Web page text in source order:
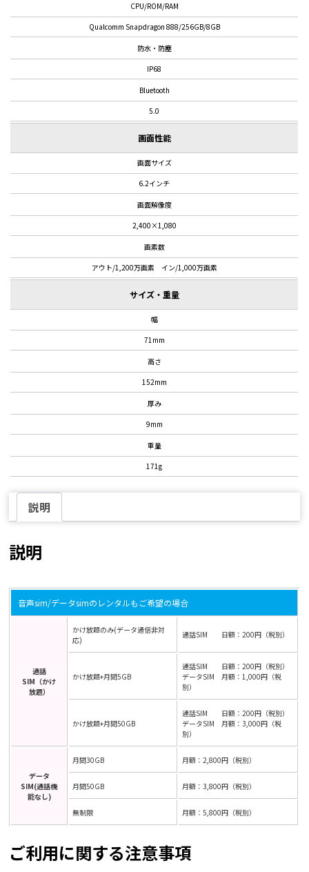
CPU/ROM/RAM
Qualcomm Snapdragon 888/256GB/8GB
防水・防塵
IP68
Bluetooth
5.0
画面性能
画面サイズ
6.2インチ
画面解像度
2,400×1,080
画素数
アウト/1,200万画素 イン/1,000万画素
サイズ・重量
幅
71mm
高さ
152mm
厚み
9mm
重量
171g
説明
説明
音声sim/データsimのレンタルもご希望の場合
通話
SIM（かけ
放題）
かけ放題のみ(データ通信非対
応)
通話SIM 日額：200円（税別）
かけ放題+月間5GB
通話SIM 日額：200円（税別）
データSIM 月額：1,000円（税
別）
かけ放題+月間50GB
通話SIM 日額：200円（税別）
データSIM 月額：3,000円（税
別）
データ
SIM(通話機
能なし)
月間30GB 月額：2,800円（税別）
月間50GB 月額：3,800円（税別）
無制限 月額：5,800円（税別）
ご利用に関する注意事項